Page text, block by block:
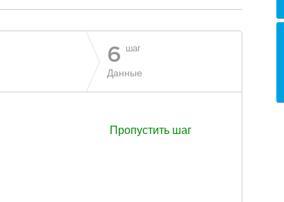
6 шаг
Данные
Пропустить шаг